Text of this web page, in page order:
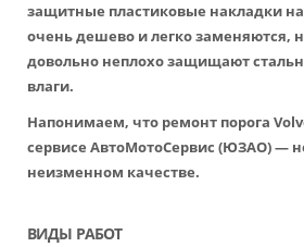
защитные пластиковые накладки
очень дешево и легко заменяются,
довольно неплохо защищают
влаги.
Напонимаем, что ремонт порога
сервисе АвтоМотоСервис (ЮЗАО) —
неизменном качестве.
ВИДЫ РАБОТ